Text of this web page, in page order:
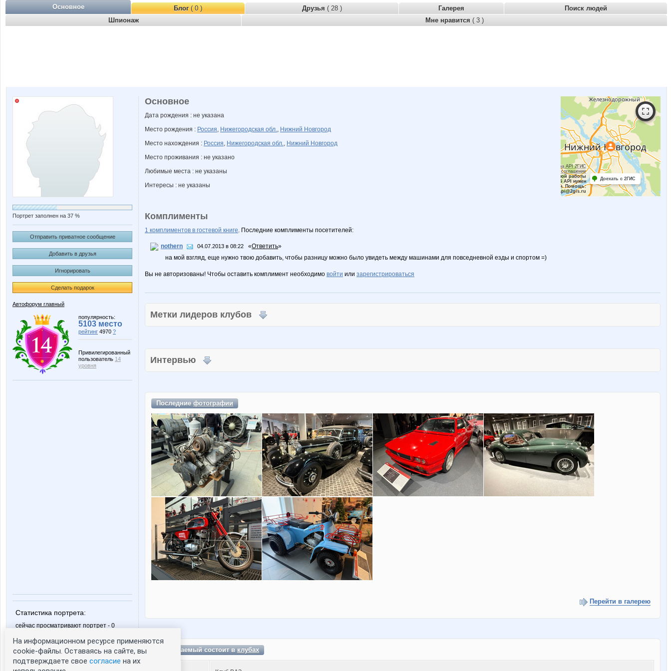
Основное Блог( 0 ) Друзья ( 28 ) Галерея
Поиск людей
Шпионаж
Мне нравится ( 3 )
Портрет заполнен на 37 %
Отправить приватное сообщение
Добавить в друзья
Игнорировать
Сделать подарок
Автофорум главный
популярность:
5103 место
рейтинг 4970 ?
Привилегированный
пользователь 14
уровня
Статистика портрета:
сейчас просматривают портрет - 0
посетившие портрет за 7 дней - 1
Работает на API 2ГИС
Лицензионное соглашение
Для корректной работы
Raster JS API нужен
ключ. Помощь:
api@2gis.ru
Доехать с 2ГИС
Основное
Дата рождения : не указана
Место рождения : Россия, Нижегородская обл., Нижний Новгород
Место нахождения : Россия, Нижегородская обл., Нижний Новгород
Место проживания : не указано
Любимые места : не указаны
Интересы : не указаны
Комплименты
1 комплиментов в гостевой книге. Последние комплименты посетителей:
nothern 04.07.2013 в 08:22 «Ответить»
на мой взгляд, еще нужно твою добавить, чтобы разницу можно было увидеть между машинами для повседневной езды и спортом =)
Вы не авторизованы! Чтобы оставить комплимент необходимо войти или зарегистрироваться
Метки лидеров клубов
Интервью
Последниефотографии
Перейти в галерею
Неуминаемый состоит вклубах
На информационном ресурсе применяются
cookie-файлы. Оставаясь на сайте, вы
подтверждаете свое согласие на их